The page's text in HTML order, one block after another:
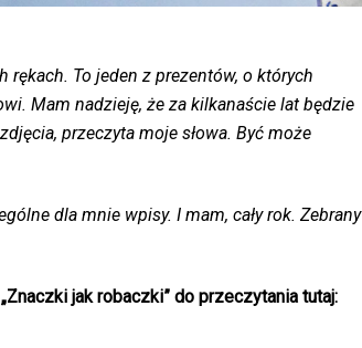
To jeden z prezentów, o których
Mam nadzieję, że za kilkanaście lat będzie
przeczyta moje słowa. Być może
dla mnie wpisy. I mam, cały rok. Zebrany
„Znaczki jak robaczki” do przeczytania tutaj: